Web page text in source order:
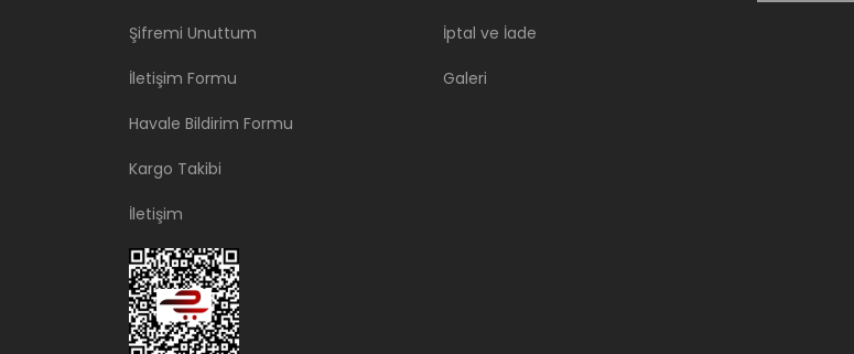
Şifremi Unuttum
İletişim Formu
Havale Bildirim Formu
Kargo Takibi
İletişim
İptal ve İade
Galeri